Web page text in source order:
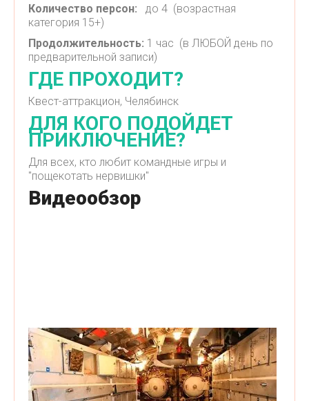
Количество персон: до 4 (возрастная
категория 15+)
Продолжительность: 1 час (в ЛЮБОЙ день по
предварительной записи)
ГДЕ ПРОХОДИТ?
Квест-аттракцион, Челябинск
ДЛЯ КОГО ПОДОЙДЕТ
ПРИКЛЮЧЕНИЕ?
Для всех, кто любит командные игры и
"пощекотать нервишки"
Видеообзор